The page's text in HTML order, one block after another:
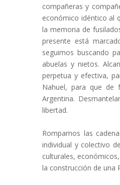
compañeras y
económico idéntico al
la memoria de
presente está
seguimos buscando
abuelas y nietos.
perpetua y efectiva,
Nahuel, para que de
Argentina.
libertad.
Rompamos las
individual y colectivo
culturales,
la construcción de una